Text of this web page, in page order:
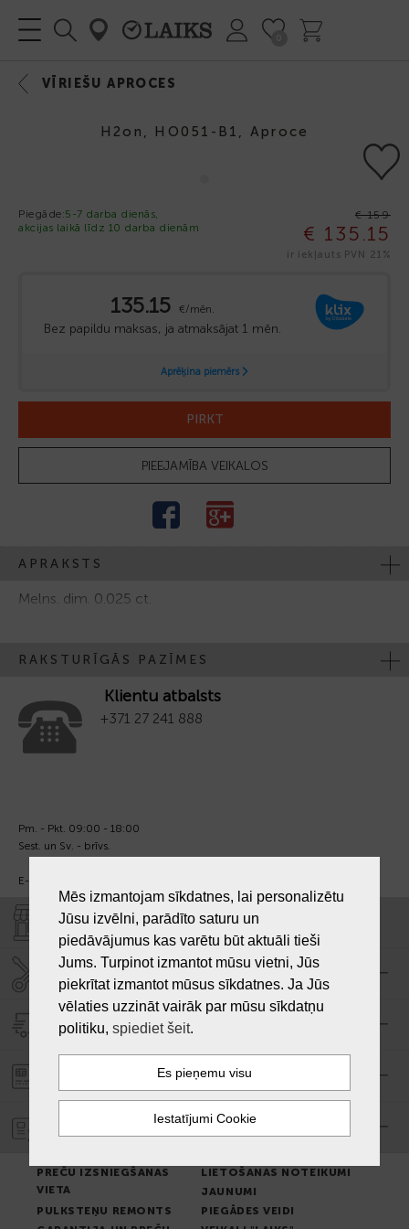
VĪRIEŠU APROCES
H2on, HO051-B1, Aproce
Piegāde:5-7 darba dienās,
akcijas laikā līdz 10 darba dienām
€ 159
€ 135.15
ir iekļauts PVN 21%
PIRKT
PIEEJAMĪBA VEIKALOS
APRAKSTS
Melns. dim. 0.025 ct.
RAKSTURĪGĀS PAZĪMES
Klientu atbalsts
+371 27 241 888
Pm. - Pkt. 09:00 - 18:00
Sest. un Sv. - brīvs.
E-pasts:
VEIKALI "LAIKS"
SERVISA CENTRS "LAIKS"
PIEGĀDE
PASŪTĪJUMA APMAKSA
GARANTIJA
PREČU IZSNIEGŠANAS
VIETA
LIETOŠANAS NOTEIKUMI
JAUNUMI
PULKSTEŅU REMONTS
PIEGĀDES VEIDI
Mēs izmantojam sīkdatnes, lai personalizētu
Jūsu izvēlni, parādīto saturu un
piedāvājumus kas varētu būt aktuāli tieši
Jums. Turpinot izmantot mūsu vietni, Jūs
piekrītat izmantot mūsus sīkdatnes. Ja Jūs
vēlaties uzzināt vairāk par mūsu sīkdatņu
politiku, spiediet šeit.